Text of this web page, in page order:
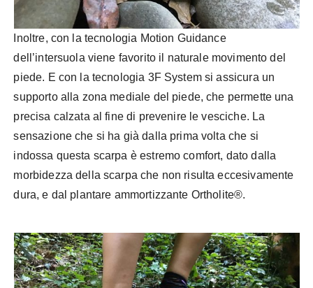
Inoltre, con la tecnologia Motion Guidance
dell’intersuola viene favorito il naturale movimento del
piede. E con la tecnologia 3F System si assicura un
supporto alla zona mediale del piede, che permette una
precisa calzata al fine di prevenire le vesciche. La
sensazione che si ha già dalla prima volta che si
indossa questa scarpa è estremo comfort, dato dalla
morbidezza della scarpa che non risulta eccesivamente
dura, e dal plantare ammortizzante Ortholite®.